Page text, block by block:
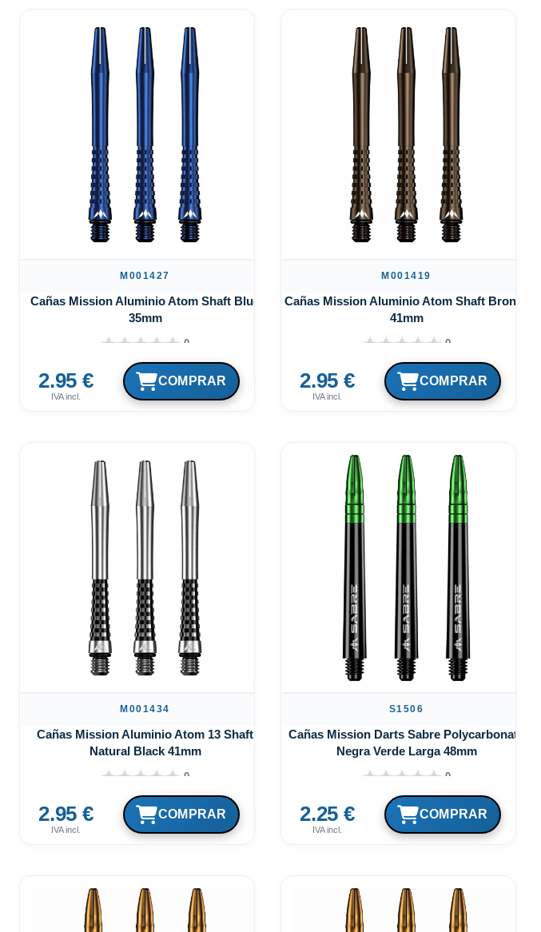
M001427
Cañas Mission Aluminio Atom Shaft Blue
35mm
0
2.95 €
IVA incl.
M001419
Cañas Mission Aluminio Atom Shaft Bronce
41mm
0
2.95 €
IVA incl.
M001434
Cañas Mission Aluminio Atom 13 Shaft
Natural Black 41mm
0
2.95 €
IVA incl.
S1506
Cañas Mission Darts Sabre Polycarbonate
Negra Verde Larga 48mm
0
2.25 €
IVA incl.